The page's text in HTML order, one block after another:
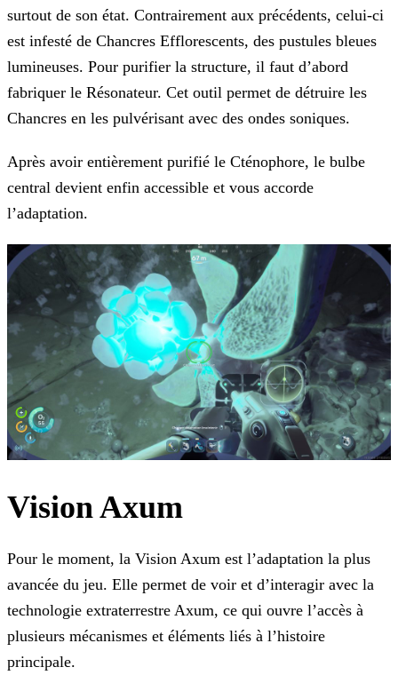
surtout de son état. Contrairement aux précédents, celui-ci
est infesté de Chancres Efflorescents, des pustules bleues
lumineuses. Pour purifier la structure, il faut d’abord
fabriquer le Résonateur. Cet outil permet de détruire les
Chancres en les pulvérisant avec des ondes soniques.
Après avoir entièrement purifié le Cténophore, le bulbe
central devient enfin accessible et vous accorde
l’adaptation.
Vision Axum
Pour le moment, la Vision Axum est l’adaptation la plus
avancée du jeu. Elle permet de voir et d’interagir avec la
technologie extraterrestre Axum, ce qui ouvre l’accès à
plusieurs mécanismes et éléments liés à l’histoire
principale.